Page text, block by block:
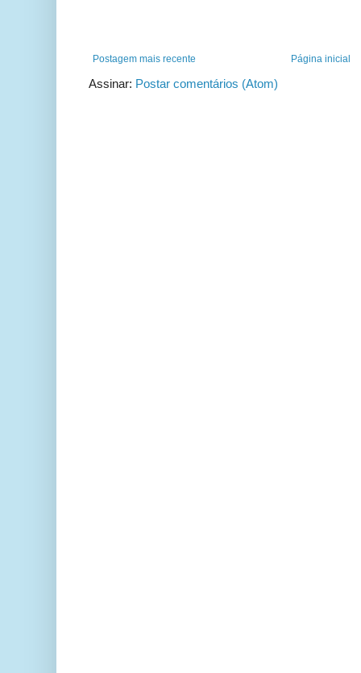
Postagem mais recente Página inicial
Assinar: Postar comentários (Atom)